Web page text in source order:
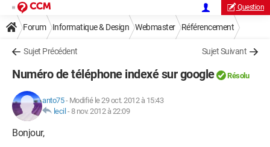
Question
Forum Informatique & Design Webmaster Référencement
Sujet Précédent Sujet Suivant
Numéro de téléphone indexé sur google Résolu
anto75- Modifié le 29 oct. 2012 à 15:43
lecil -8 nov. 2012 à 22:09
Bonjour,